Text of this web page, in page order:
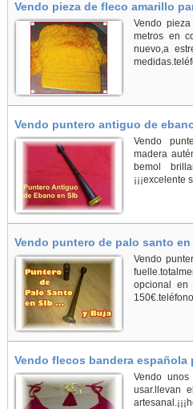
Vendo pieza de fleco amarillo
Vendo
metros en
nuevo,a
Vendo puntero antiguo de
Vendo
madera
bemol
¡¡¡excelente
Vendo puntero de palo santo
Vendo
opcional en
Vendo flecos bandera española
Vendo
usar.llevan